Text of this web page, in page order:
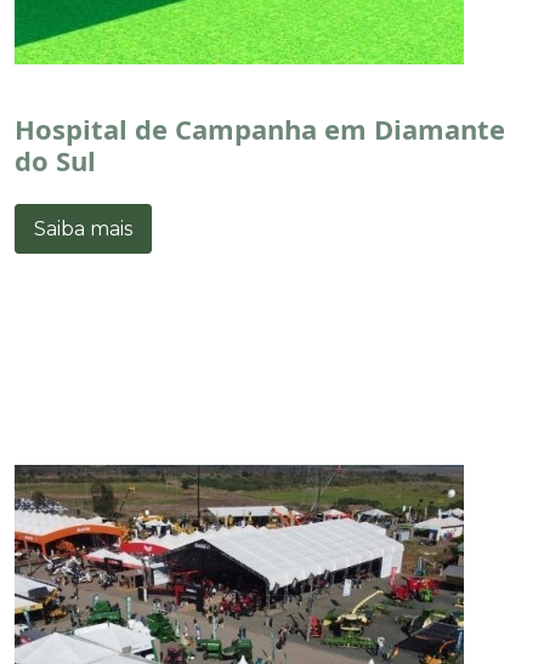
Hospital de Campanha em Diamante
do Sul
Saiba mais